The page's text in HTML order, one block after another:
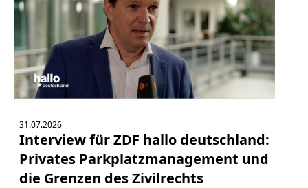
31.07.2026
Interview für ZDF hallo deutschland:
Privates Parkplatzmanagement und
die Grenzen des Zivilrechts
print & online
Bücher
Vita
Datenschutz